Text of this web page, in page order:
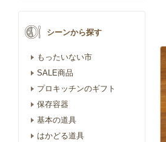
シーンから探す
もったいない市
SALE商品
プロキッチンのギフト
保存容器
基本の道具
はかどる道具